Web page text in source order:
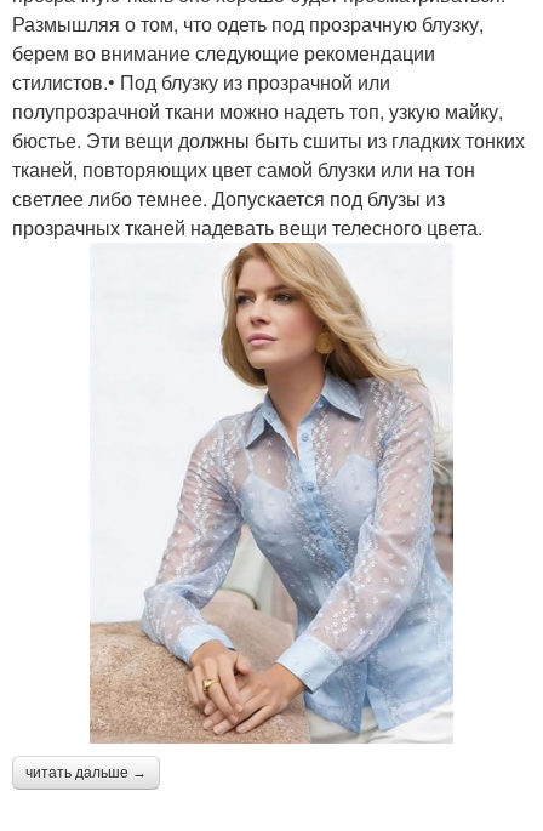
Размышляя о том, что одеть под прозрачную блузку,
берем во внимание следующие рекомендации
стилистов.• Под блузку из прозрачной или
полупрозрачной ткани можно надеть топ, узкую майку,
бюстье. Эти вещи должны быть сшиты из гладких тонких
тканей, повторяющих цвет самой блузки или на тон
светлее либо темнее. Допускается под блузы из
прозрачных тканей надевать вещи телесного цвета.
читать дальше →